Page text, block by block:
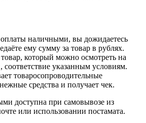
наличными, вы дожидаетесь
ему сумму за товар в рублях.
товар, который можно осмотреть на
указанным условиям.
товаросопроводительные
средства и получает чек.
доступна при самовывозе из
или использовании постамата.